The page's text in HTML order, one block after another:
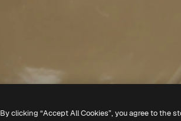
By clicking “Accept All Cookies”, you agree to the